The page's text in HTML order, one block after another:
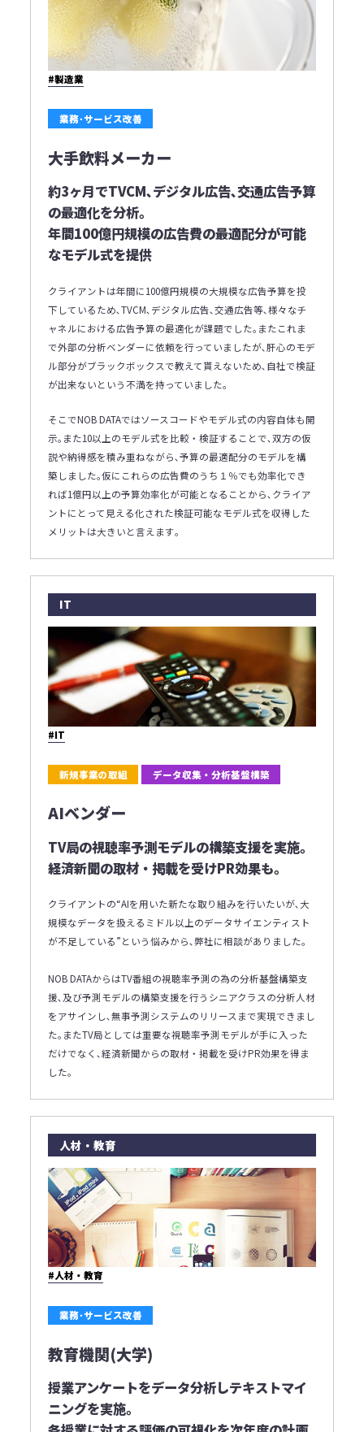
#製造業
業務･サービス改善
大手飲料メーカー
約3ヶ月でTVCM､デジタル広告､交通広告予算
の最適化を分析｡
年間100億円規模の広告費の最適配分が可能
なモデル式を提供
クライアントは年間に100億円規模の大規模な広告予算を投
下しているため､TVCM､デジタル広告､交通広告等､様々なチ
ャネルにおける広告予算の最適化が課題でした｡またこれま
で外部の分析ベンダーに依頼を行っていましたが､肝心のモデ
ル部分がブラックボックスで教えて貰えないため､自社で検証
が出来ないという不満を持っていました｡
そこでNOB DATAではソースコードやモデル式の内容自体も開
示｡また10以上のモデル式を比較・検証することで､双方の仮
説や納得感を積み重ねながら､予算の最適配分のモデルを構
築しました｡仮にこれらの広告費のうち１％でも効率化でき
れば1億円以上の予算効率化が可能となることから､クライア
ントにとって見える化された検証可能なモデル式を収得した
メリットは大きいと言えます｡
IT
#IT
新規事業の取組 データ収集・分析基盤構築
AIベンダー
TV局の視聴率予測モデルの構築支援を実施｡
経済新聞の取材・掲載を受けPR効果も｡
クライアントの“AIを用いた新たな取り組みを行いたいが､大
規模なデータを扱えるミドル以上のデータサイエンティスト
が不足している”という悩みから､弊社に相談がありました｡
NOB DATAからはTV番組の視聴率予測の為の分析基盤構築支
援､及び予測モデルの構築支援を行うシニアクラスの分析人材
をアサインし､無事予測システムのリリースまで実現できまし
た｡またTV局としては重要な視聴率予測モデルが手に入った
だけでなく､経済新聞からの取材・掲載を受けPR効果を得ま
した｡
人材・教育
#人材・教育
業務･サービス改善
教育機関(大学)
授業アンケートをデータ分析しテキストマイ
ニングを実施｡